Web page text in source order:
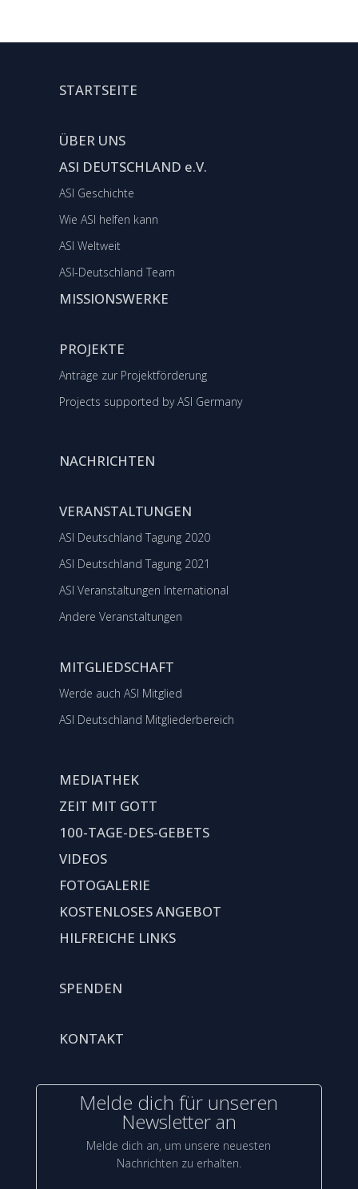
STARTSEITE
ÜBER UNS
ASI DEUTSCHLAND e.V.
ASI Geschichte
Wie ASI helfen kann
ASI Weltweit
ASI-Deutschland Team
MISSIONSWERKE
PROJEKTE
Anträge zur Projektförderung
Projects supported by ASI Germany
NACHRICHTEN
VERANSTALTUNGEN
ASI Deutschland Tagung 2020
ASI Deutschland Tagung 2021
ASI Veranstaltungen International
Andere Veranstaltungen
MITGLIEDSCHAFT
Werde auch ASI Mitglied
ASI Deutschland Mitgliederbereich
MEDIATHEK
ZEIT MIT GOTT
100-TAGE-DES-GEBETS
VIDEOS
FOTOGALERIE
KOSTENLOSES ANGEBOT
HILFREICHE LINKS
SPENDEN
KONTAKT
Melde dich für unseren
Newsletter an
Melde dich an, um unsere neuesten
Nachrichten zu erhalten.